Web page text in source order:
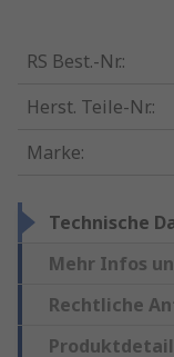
RS Best.-Nr.:
Herst. Teile-Nr.:
Marke:
Technische
Mehr Infos
Rechtliche